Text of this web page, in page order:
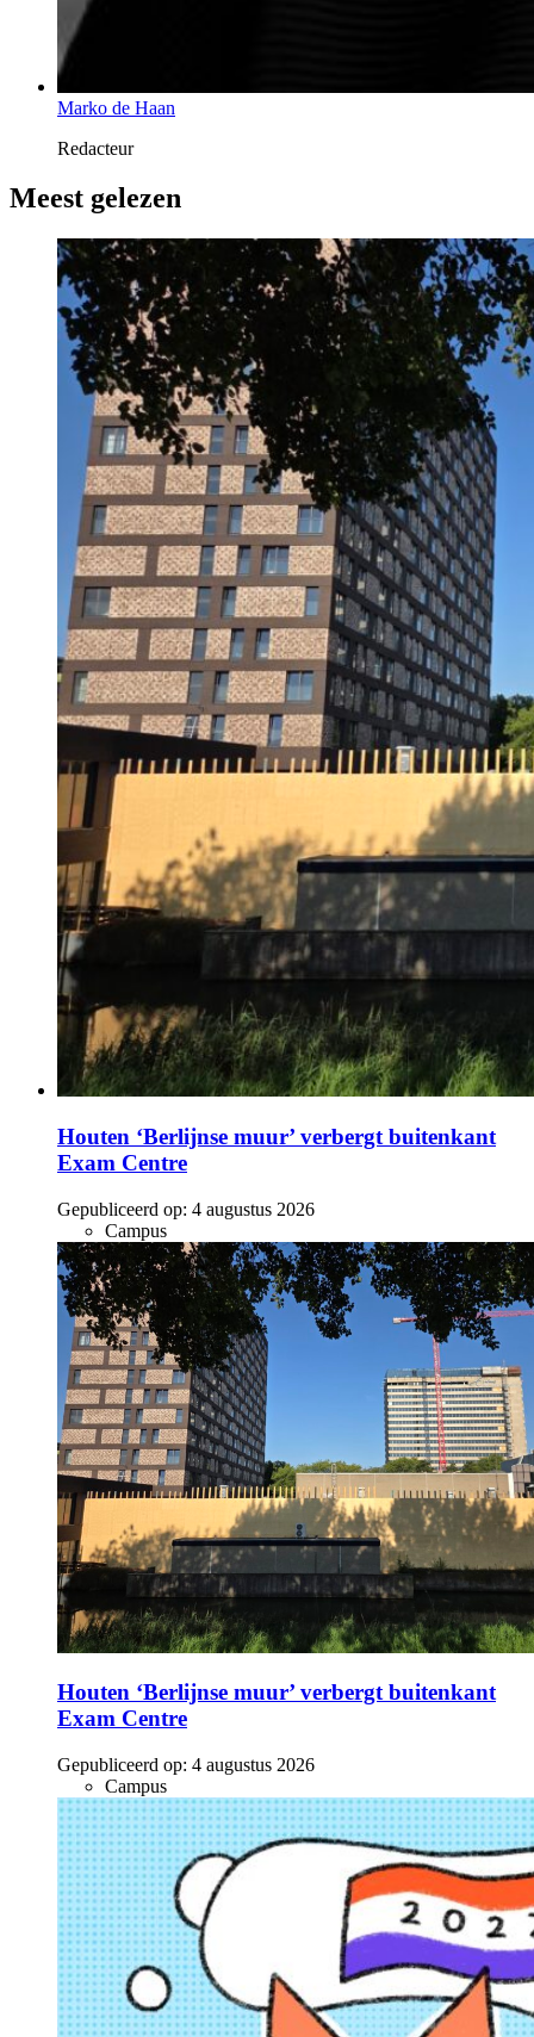
Marko de Haan
Redacteur
Meest gelezen
Houten ‘Berlijnse muur’ verbergt buitenkant
Exam Centre
Gepubliceerd op: 4 augustus 2026
Campus
Houten ‘Berlijnse muur’ verbergt buitenkant
Exam Centre
Gepubliceerd op: 4 augustus 2026
Campus